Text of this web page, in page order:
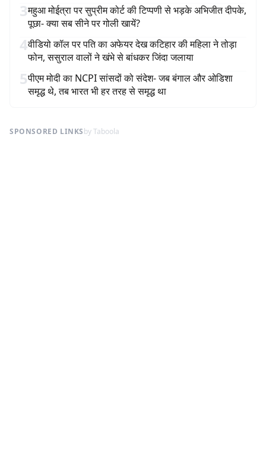
3महुआ मोईत्रा पर सुप्रीम कोर्ट की टिप्पणी से भड़के अभिजीत दीपके,
पूछा- क्या सब सीने पर गोली खायें?
4वीडियो कॉल पर पति का अफेयर देख कटिहार की महिला ने तोड़ा
फोन, ससुराल वालों ने खंभे से बांधकर जिंदा जलाया
5पीएम मोदी का NCPI सांसदों को संदेश- जब बंगाल और ओडिशा
समृद्ध थे, तब भारत भी हर तरह से समृद्ध था
SPONSORED LINKSby Taboola